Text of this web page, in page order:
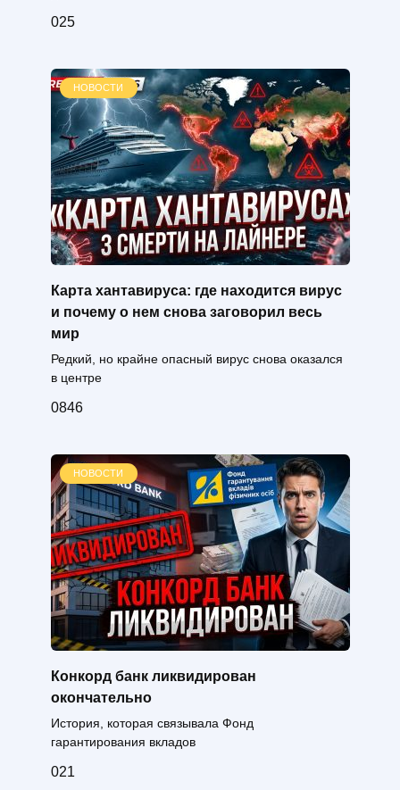
025
НОВОСТИ
Карта хантавируса: где находится вирус
и почему о нем снова заговорил весь
мир
Редкий, но крайне опасный вирус снова оказался
в центре
0846
НОВОСТИ
Конкорд банк ликвидирован
окончательно
История, которая связывала Фонд
гарантирования вкладов
021